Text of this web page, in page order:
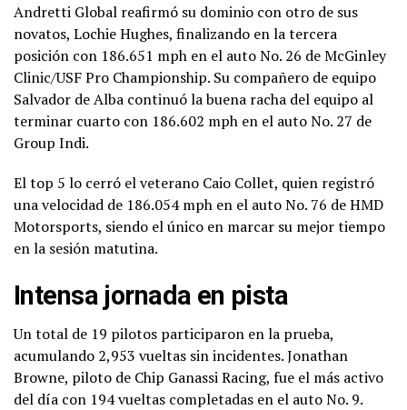
Andretti Global reafirmó su dominio con otro de sus
novatos, Lochie Hughes, finalizando en la tercera
posición con 186.651 mph en el auto No. 26 de McGinley
Clinic/USF Pro Championship. Su compañero de equipo
Salvador de Alba continuó la buena racha del equipo al
terminar cuarto con 186.602 mph en el auto No. 27 de
Group Indi.
El top 5 lo cerró el veterano Caio Collet, quien registró
una velocidad de 186.054 mph en el auto No. 76 de HMD
Motorsports, siendo el único en marcar su mejor tiempo
en la sesión matutina.
Intensa jornada en pista
Un total de 19 pilotos participaron en la prueba,
acumulando 2,953 vueltas sin incidentes. Jonathan
Browne, piloto de Chip Ganassi Racing, fue el más activo
del día con 194 vueltas completadas en el auto No. 9.